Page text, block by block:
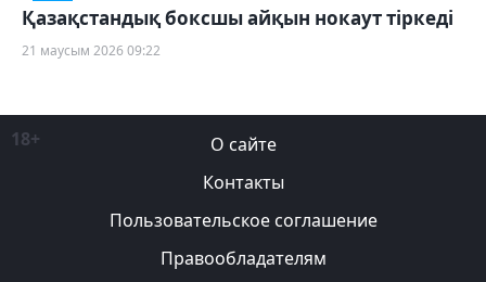
Қазақстандық боксшы айқын нокаут тіркеді
21 маусым 2026 09:22
18+
О сайте
Контакты
Пользовательское соглашение
Правообладателям